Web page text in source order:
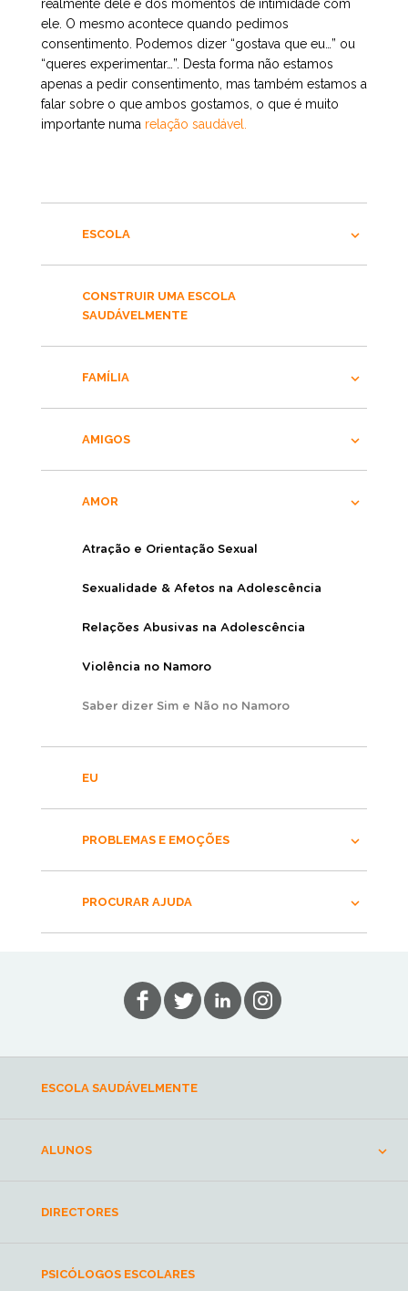
realmente dele e dos momentos de intimidade com
ele. O mesmo acontece quando pedimos
consentimento. Podemos dizer “gostava que eu…” ou
“queres experimentar…”. Desta forma não estamos
apenas a pedir consentimento, mas também estamos a
falar sobre o que ambos gostamos, o que é muito
importante numa relação saudável.
ESCOLA
CONSTRUIR UMA ESCOLA
SAUDÁVELMENTE
FAMÍLIA
AMIGOS
AMOR
Atração e Orientação Sexual
Sexualidade & Afetos na Adolescência
Relações Abusivas na Adolescência
Violência no Namoro
Saber dizer Sim e Não no Namoro
EU
PROBLEMAS E EMOÇÕES
PROCURAR AJUDA
ESCOLA SAUDÁVELMENTE
ALUNOS
DIRECTORES
PSICÓLOGOS ESCOLARES